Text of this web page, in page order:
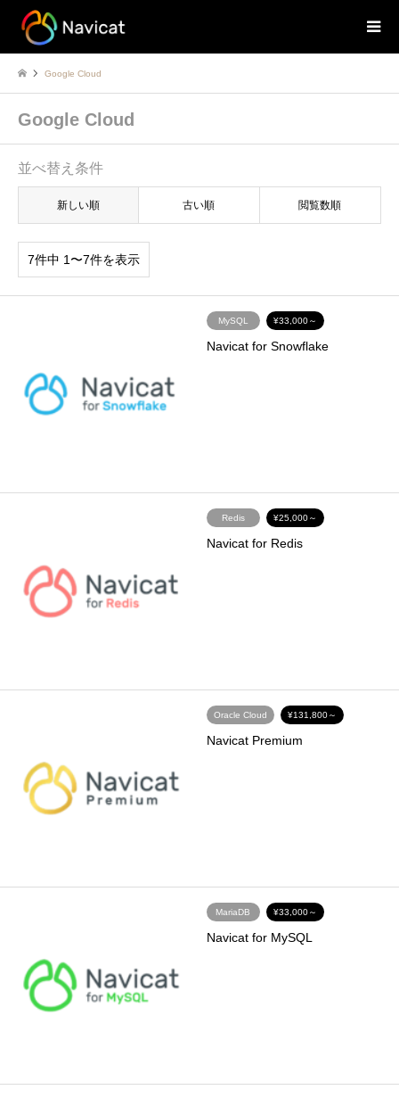
Google Cloud
Google Cloud
並べ替え条件
新しい順 古い順 閲覧数順
7件中 1〜7件を表示
MySQL ¥33,000～
Navicat for Snowflake
Redis ¥25,000～
Navicat for Redis
Oracle Cloud ¥131,800～
Navicat Premium
MariaDB ¥33,000～
Navicat for MySQL